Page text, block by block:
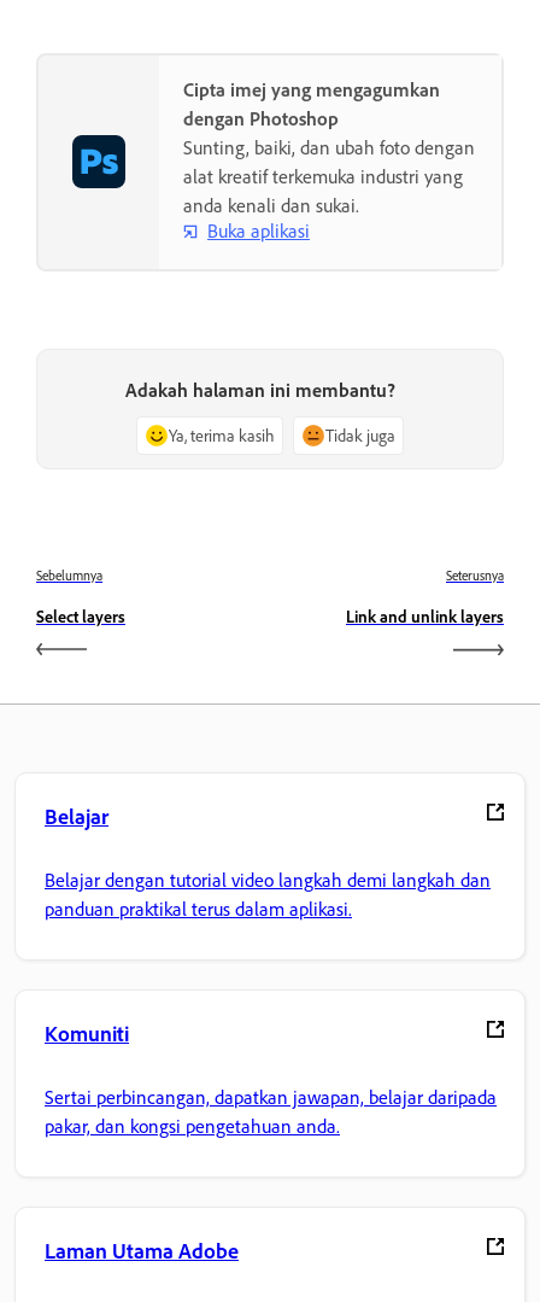
Cipta imej yang mengagumkan
dengan Photoshop
Sunting, baiki, dan ubah foto dengan
alat kreatif terkemuka industri yang
anda kenali dan sukai.
Buka aplikasi
Adakah halaman ini membantu?
Ya, terima kasih Tidak juga
Sebelumnya
Select layers
Seterusnya
Link and unlink layers
Belajar
Belajar dengan tutorial video langkah demi langkah dan
panduan praktikal terus dalam aplikasi.
Komuniti
Sertai perbincangan, dapatkan jawapan, belajar daripada
pakar, dan kongsi pengetahuan anda.
Laman Utama Adobe